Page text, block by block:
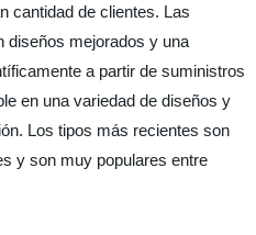
cantidad de clientes. Las
diseños mejorados y una
a partir de suministros
en una variedad de diseños y
Los tipos más recientes son
y son muy populares entre